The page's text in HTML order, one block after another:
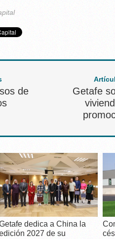
de
Getafe
dedica a China la
2027 de su